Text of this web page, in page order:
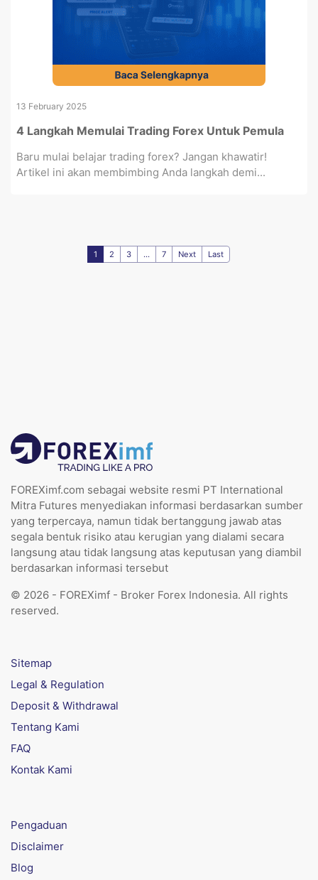
13 February 2025
4 Langkah Memulai Trading Forex Untuk Pemula
Baru mulai belajar trading forex? Jangan khawatir!
Artikel ini akan membimbing Anda langkah demi...
1 2 3 ... 7 Next Last
FOREXimf.com sebagai website resmi PT International
Mitra Futures menyediakan informasi berdasarkan sumber
yang terpercaya, namun tidak bertanggung jawab atas
segala bentuk risiko atau kerugian yang dialami secara
langsung atau tidak langsung atas keputusan yang diambil
berdasarkan informasi tersebut
© 2026 - FOREXimf - Broker Forex Indonesia. All rights
reserved.
Sitemap
Legal & Regulation
Deposit & Withdrawal
Tentang Kami
FAQ
Kontak Kami
Pengaduan
Disclaimer
Blog